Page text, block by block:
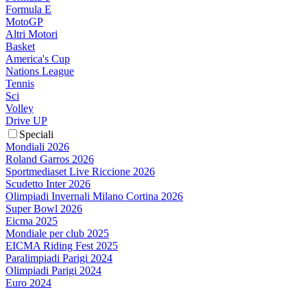
Formula E
MotoGP
Altri Motori
Basket
America's Cup
Nations League
Tennis
Sci
Volley
Drive UP
Speciali
Mondiali 2026
Roland Garros 2026
Sportmediaset Live Riccione 2026
Scudetto Inter 2026
Olimpiadi Invernali Milano Cortina 2026
Super Bowl 2026
Eicma 2025
Mondiale per club 2025
EICMA Riding Fest 2025
Paralimpiadi Parigi 2024
Olimpiadi Parigi 2024
Euro 2024